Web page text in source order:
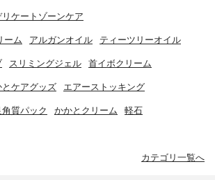
リケートゾーンケア
ーム アルガンオイル ティーツリーオイル
スリミングジェル 首イボクリーム
とケアグッズ エアーストッキング
角質パック かかとクリーム 軽石
カテゴリ一覧へ